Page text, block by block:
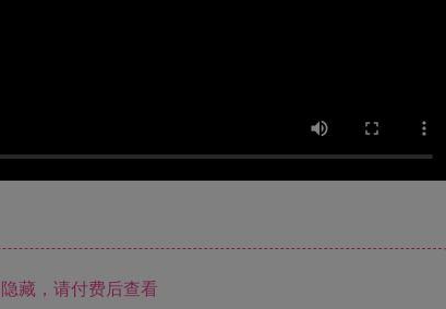
藏，请付费后查看